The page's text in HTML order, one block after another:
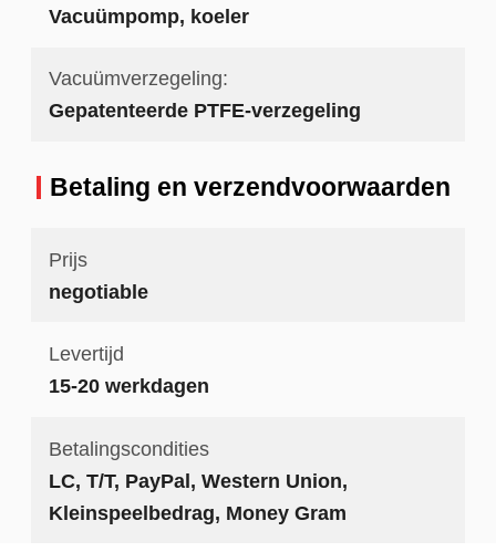
Vacuümpomp, koeler
Vacuümverzegeling:
Gepatenteerde PTFE-verzegeling
Betaling en verzendvoorwaarden
Prijs
negotiable
Levertijd
15-20 werkdagen
Betalingscondities
LC, T/T, PayPal, Western Union,
Kleinspeelbedrag, Money Gram